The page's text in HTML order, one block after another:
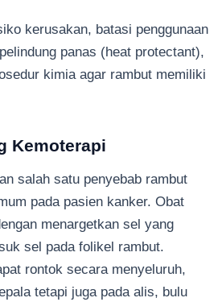
kerusakan, batasi penggunaan
panas (heat protectant),
kimia agar rambut memiliki
Kemoterapi
salah satu penyebab rambut
pada pasien kanker. Obat
menargetkan sel yang
sel pada folikel rambut.
rontok secara menyeluruh,
tetapi juga pada alis, bulu